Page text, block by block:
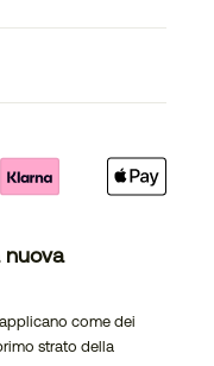
nuova
come dei
strato della